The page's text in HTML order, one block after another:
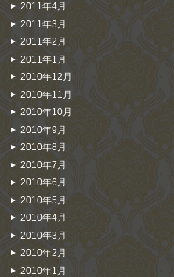
2011年4月
2011年3月
2011年2月
2011年1月
2010年12月
2010年11月
2010年10月
2010年9月
2010年8月
2010年7月
2010年6月
2010年5月
2010年4月
2010年3月
2010年2月
2010年1月